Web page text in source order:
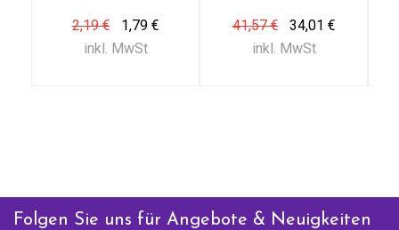
Kontaktieren Sie uns
+ 31 (0)85 13 00 990
2,19 €
1,79 €
inkl. MwSt
41,57 €
34,01 €
inkl. MwSt
Folgen Sie uns für Angebote & Neuigkeiten